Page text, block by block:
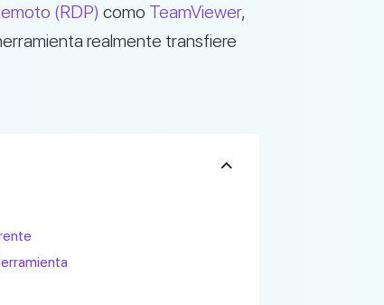
(RDP) como TeamViewer,
realmente transfiere